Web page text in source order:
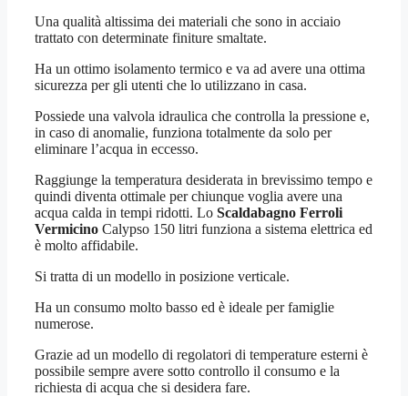
Una qualità altissima dei materiali che sono in acciaio
trattato con determinate finiture smaltate.
Ha un ottimo isolamento termico e va ad avere una ottima
sicurezza per gli utenti che lo utilizzano in casa.
Possiede una valvola idraulica che controlla la pressione e,
in caso di anomalie, funziona totalmente da solo per
eliminare l’acqua in eccesso.
Raggiunge la temperatura desiderata in brevissimo tempo e
quindi diventa ottimale per chiunque voglia avere una
acqua calda in tempi ridotti. Lo Scaldabagno Ferroli
Vermicino Calypso 150 litri funziona a sistema elettrica ed
è molto affidabile.
Si tratta di un modello in posizione verticale.
Ha un consumo molto basso ed è ideale per famiglie
numerose.
Grazie ad un modello di regolatori di temperature esterni è
possibile sempre avere sotto controllo il consumo e la
richiesta di acqua che si desidera fare.